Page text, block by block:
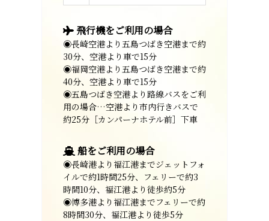
飛行機をご利用の場合
◉長崎空港より五島つばき空港まで約
30分、空港より車で15分
◉福岡空港より五島つばき空港まで約
40分、空港より車で15分
◉五島つばき空港より路線バスをご利
用の場合…空港より市内行きバスで
約25分［カンパーナホテル前］下車
船をご利用の場合
◉長崎港より福江港までジェットフォ
イルで約1時間25分、フェリーで約3
時間10分、福江港より徒歩約5分
◉博多港より福江港までフェリーで約
8時間30分、福江港より徒歩5分